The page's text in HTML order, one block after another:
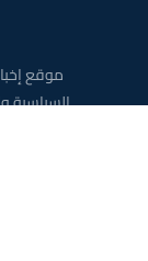
موقع
السياسية